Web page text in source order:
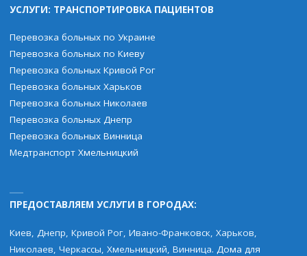
УСЛУГИ: ТРАНСПОРТИРОВКА ПАЦИЕНТОВ
Перевозка больных по Украине
Перевозка больных по Киеву
Перевозка больных Кривой Рог
Перевозка больных Харьков
Перевозка больных Николаев
Перевозка больных Днепр
Перевозка больных Винница
Медтранспорт Хмельницкий
ПРЕДОСТАВЛЯЕМ УСЛУГИ В ГОРОДАХ:
Киев, Днепр, Кривой Рог, Ивано-Франковск, Харьков,
Николаев, Черкассы, Хмельницкий, Винница. Дома для